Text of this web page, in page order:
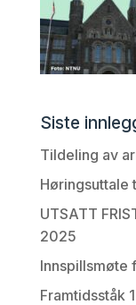
Siste
Tildeling av
Høringsuttale
UTSATT
2025
Innspillsmøte
Framtidsståk